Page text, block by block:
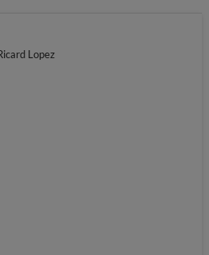
Lopez